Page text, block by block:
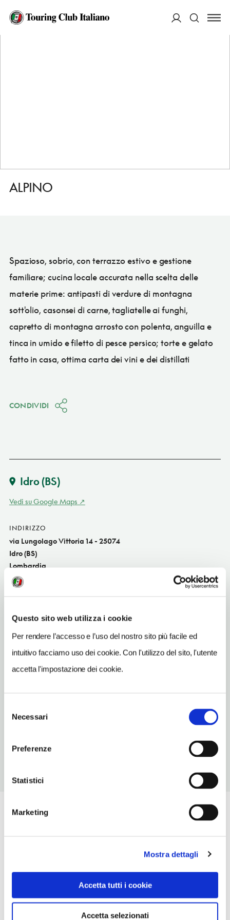
Questo sito web utilizza i cookie
Per rendere l’accesso e l’uso del nostro sito più facile ed
intuitivo facciamo uso dei cookie. Con l'utilizzo del sito, l'utente
accetta l'impostazione dei cookie.
delNecessari
Preferenze
Statistici
Marketing
Mostra dettagli
Accetta tutti i cookie
Accetta selezionati
HOME
ALPINO
Spazioso, sobrio, con terrazzo estivo e gestione
familiare; cucina locale accurata nella scelta delle
materie prime: antipasti di verdure di montagna
sott'olio, casonsei di carne, tagliatelle ai funghi,
capretto di montagna arrosto con polenta, anguilla e
tinca in umido e filetto di pesce persico; torte e gelato
fatto in casa, ottima carta dei vini e dei distillati
CONDIVIDI
Idro(BS)
Vedi su Google Maps
INDIRIZZO
via Lungolago Vittoria 14 - 25074
Idro (BS)
Lombardia
SITO WEB
INDIRIZZO EMAIL
info@hotelalpino.net
TELEFONO
036583146-3470433938
NUMERO COPERTI